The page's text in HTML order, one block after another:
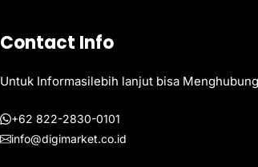
Contact Info
Untuk Informasilebih lanjut bisa
+62 822-2830-0101
info@digimarket.co.id